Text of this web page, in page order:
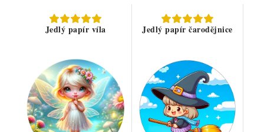
Jedlý papír víla Jedlý papír čarodějnice